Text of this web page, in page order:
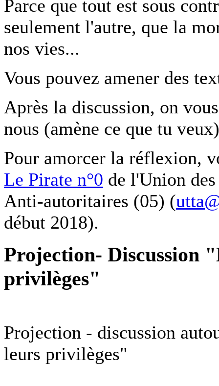
Parce que tout est sous
seulement l'autre, que la
nos vies...
Vous pouvez amener des
Après la discussion, on
nous (amène ce que tu
Pour amorcer la réflexion,
Le Pirate n°0 de l'Union
Anti-autoritaires (05) (
début 2018).
Projection- Discussion
privilèges"
Projection - discussion
leurs privilèges"